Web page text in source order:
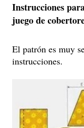
Instrucciones
juego de
El patrón es muy
instrucciones.